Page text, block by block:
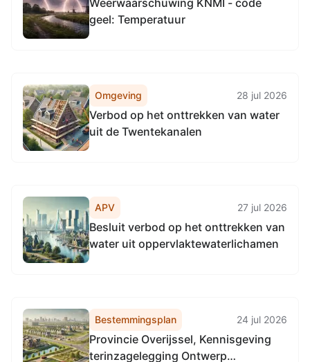
Weerwaarschuwing KNMI - code
geel: Temperatuur
Omgeving 28 jul 2026
Verbod op het onttrekken van water
uit de Twentekanalen
APV 27 jul 2026
Besluit verbod op het onttrekken van
water uit oppervlaktewaterlichamen
Bestemmingsplan 24 jul 2026
Provincie Overijssel, Kennisgeving
terinzagelegging Ontwerp